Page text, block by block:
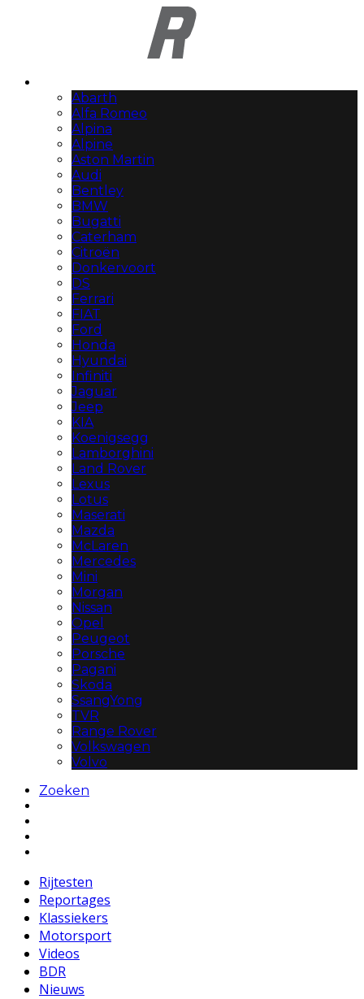
Abarth
Alfa Romeo
Alpina
Alpine
Aston Martin
Audi
Bentley
BMW
Bugatti
Caterham
Citroën
Donkervoort
DS
Ferrari
FIAT
Ford
Honda
Hyundai
Infiniti
Jaguar
Jeep
KIA
Koenigsegg
Lamborghini
Land Rover
Lexus
Lotus
Maserati
Mazda
McLaren
Mercedes
Mini
Morgan
Nissan
Opel
Peugeot
Porsche
Pagani
Skoda
SsangYong
TVR
Range Rover
Volkswagen
Volvo
Zoeken
Rijtesten
Reportages
Klassiekers
Motorsport
Videos
BDR
Nieuws